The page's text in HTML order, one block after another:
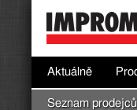
Aktuálně
Seznam prodejců